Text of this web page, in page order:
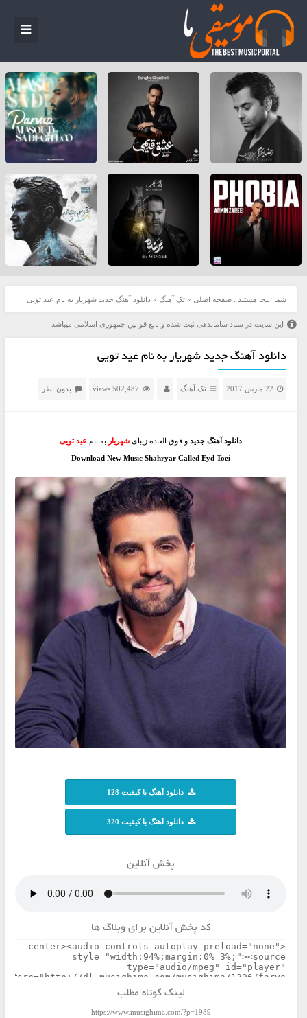
شما اینجا هستید : صفحه اصلی » تک آهنگ » دانلود آهنگ جدید شهریار به نام عید تویی
این سایت در ستاد ساماندهی ثبت شده و تابع قوانین جمهوری اسلامی میباشد
دانلود آهنگ جدید شهریار به نام عید تویی
22 مارس 2017 تک آهنگ 502,487 views بدون نظر
دانلود آهنگ جدید و فوق العاده زیبای شهریار به نام عید تویی
Download New Music Shahryar Called Eyd Toei
دانلود آهنگ با کیفیت 128
دانلود آهنگ با کیفیت 320
پخش آنلاین
کد پخش آنلاین برای وبلاگ ها
لینک کوتاه مطلب
https://www.musighima.com/?p=1989